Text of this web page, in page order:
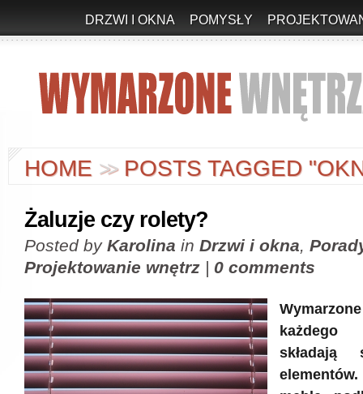
DRZWI I OKNA POMYSŁY
HOME >>POSTS TAGGED
Żaluzje czy rolety?
Posted by Karolina in Drzwi i okna,
Projektowanie wnętrz | 0 comments
każdego